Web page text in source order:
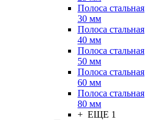
Полоса стальная
30 мм
Полоса стальная
40 мм
Полоса стальная
50 мм
Полоса стальная
60 мм
Полоса стальная
80 мм
+ ЕЩЕ 1